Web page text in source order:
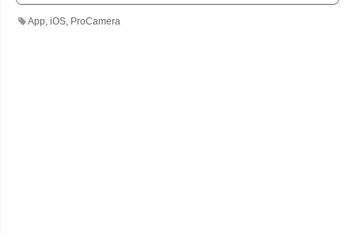
App ,iOS ProCamera